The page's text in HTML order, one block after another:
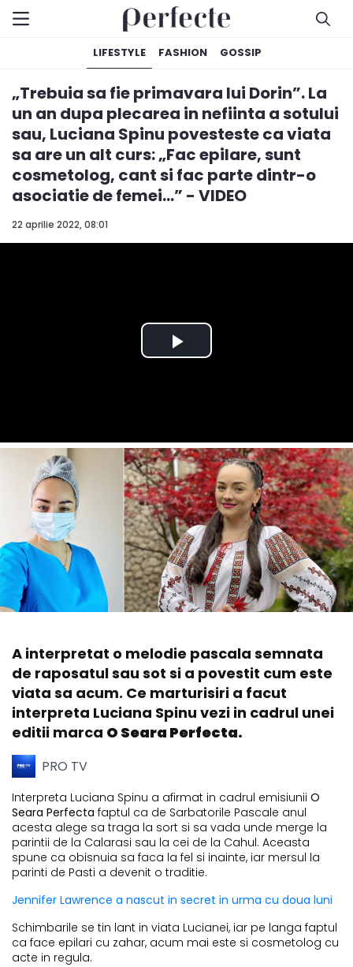
LIFESTYLE FASHION GOSSIP
22 aprilie 2022, 08:01
„Trebuia sa fie primavara lui Dorin”. La
un an dupa plecarea in nefiinta a sotului
sau, Luciana Spinu povesteste ca viata
sa are un alt curs: „Fac epilare, sunt
cosmetolog, cant si fac parte dintr-o
asociatie de femei...” - VIDEO
A interpretat o melodie pascala semnata
de raposatul sau sot si a povestit cum este
viata sa acum. Ce marturisiri a facut
interpreta Luciana Spinu vezi in cadrul unei
editii marca O Seara Perfecta.
PRO TV
Interpreta Luciana Spinu a afirmat in cadrul emisiunii O
Seara Perfecta faptul ca de Sarbatorile Pascale anul
acesta alege sa traga la sort si sa vada unde merge la
parintii de la Calarasi sau la cei de la Cahul. Aceasta
spune ca obisnuia sa faca la fel si inainte, iar mersul la
parinti de Pasti a devenit o traditie.
Jennifer Lawrence a nascut in secret in urma cu doua luni
Schimbarile se tin lant in viata Lucianei, iar pe langa faptul
ca face epilari cu zahar, acum mai este si cosmetolog cu
acte in regula.